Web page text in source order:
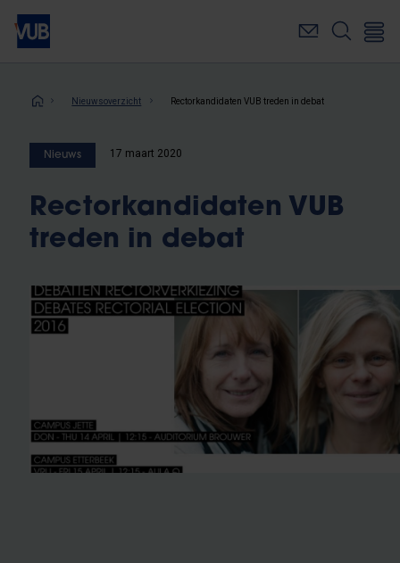
Overslaan
naar
inhoudKruimelpad
Nieuwsoverzicht Rectorkandidaten VUB treden in debat
Nieuws 17 maart 2020
Rectorkandidaten VUB
treden in debat